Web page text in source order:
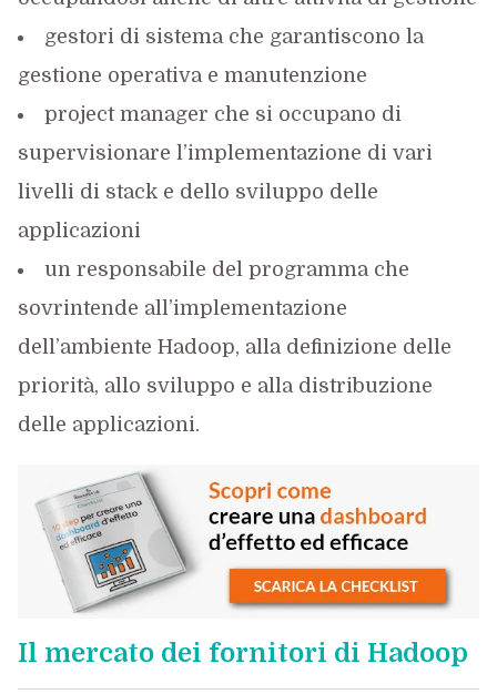
gestori di sistema che garantiscono la
gestione operativa e manutenzione
project manager che si occupano di
supervisionare l’implementazione di vari
livelli di stack e dello sviluppo delle
applicazioni
un responsabile del programma che
sovrintende all’implementazione
dell’ambiente Hadoop, alla definizione delle
priorità, allo sviluppo e alla distribuzione
delle applicazioni.
Il mercato dei fornitori di Hadoop